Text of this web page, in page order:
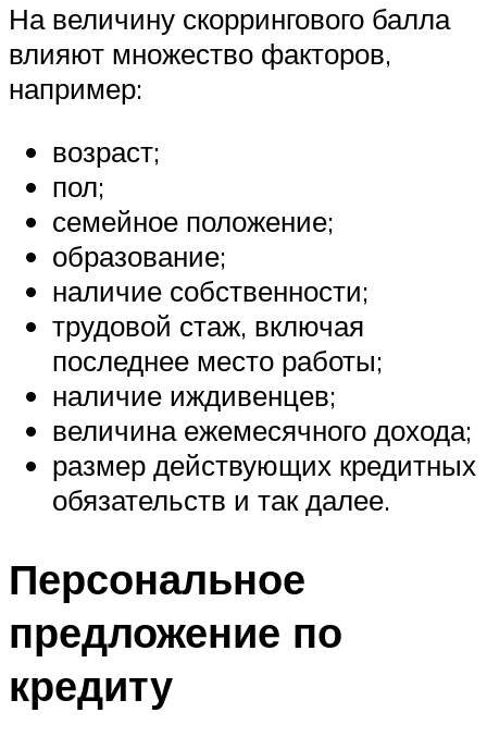
На величину скоррингового балла
влияют множество факторов,
например:
возраст;
пол;
семейное положение;
образование;
наличие собственности;
трудовой стаж, включая
последнее место работы;
наличие иждивенцев;
величина ежемесячного дохода;
размер действующих кредитных
обязательств и так далее.
Персональное
предложение по
кредиту